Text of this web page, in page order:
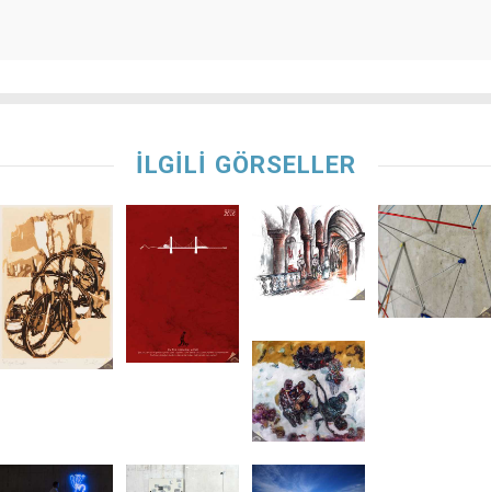
İLGİLİ GÖRSELLER